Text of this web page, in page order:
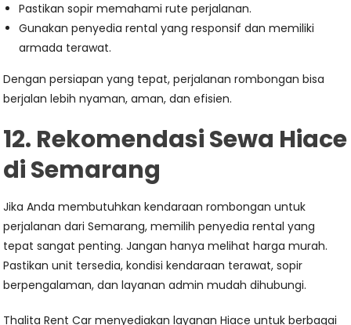
Pastikan sopir memahami rute perjalanan.
Gunakan penyedia rental yang responsif dan memiliki
armada terawat.
Dengan persiapan yang tepat, perjalanan rombongan bisa
berjalan lebih nyaman, aman, dan efisien.
12. Rekomendasi Sewa Hiace
di Semarang
Jika Anda membutuhkan kendaraan rombongan untuk
perjalanan dari Semarang, memilih penyedia rental yang
tepat sangat penting. Jangan hanya melihat harga murah.
Pastikan unit tersedia, kondisi kendaraan terawat, sopir
berpengalaman, dan layanan admin mudah dihubungi.
Thalita Rent Car menyediakan layanan Hiace untuk berbagai